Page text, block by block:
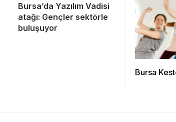
Bursa’da Yazılım Vadisi
atağı: Gençler sektörle
buluşuyor
Bursa